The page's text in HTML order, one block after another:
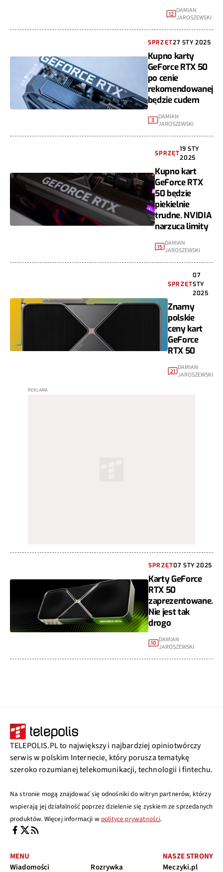
12 DAMIAN
JAROSZEWSKI
SPRZĘT27 STY 2025
Kupno karty
GeForce RTX 50
po cenie
rekomendowanej
będzie cudem
3
DAMIAN
JAROSZEWSKI
SPRZĘT
19 STY
2025
Kupno kart
GeForce RTX
50 będzie
piekielnie
trudne. NVIDIA
narzuca limity
15 DAMIAN
JAROSZEWSKI
SPRZĘT
07
STY
2025
Znamy
polskie
ceny kart
GeForce
RTX 50
21 DAMIAN
JAROSZEWSKI
SPRZĘT07 STY 2025
Karty GeForce
RTX 50
zaprezentowane.
Nie jest tak
drogo
10 DAMIAN
JAROSZEWSKI
TELEPOLIS.PL to największy i najbardziej opiniotwórczy
serwis w polskim Internecie, który porusza tematykę
szeroko rozumianej telekomunikacji, technologii i fintechu.
Na stronie mogą znajdować się odnośniki do witryn partnerów, którzy
wspierają jej działalność poprzez dzielenie się zyskiem ze sprzedanych
produktów. Więcej informacji w polityce prywatności.
MENU
Wiadomości
Rozrywka
NASZE STRONY
Meczyki.pl